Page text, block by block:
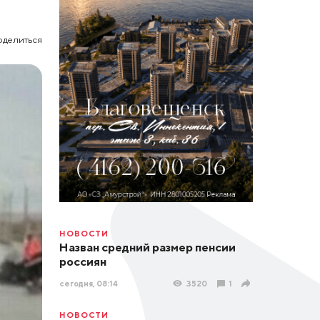
НОВОСТИ
Назван средний размер пенсии
россиян
сегодня, 08:14 3520 1
НОВОСТИ